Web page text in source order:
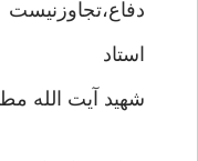
استاد
شهید آیت الله